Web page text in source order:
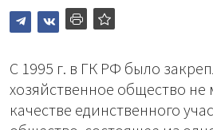
Архив
База знаний
С 1995 г. в ГК РФ было
хозяйственное общество
качестве единственного